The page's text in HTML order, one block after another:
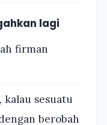
lagi
firman
kalau sesuatu
berobah